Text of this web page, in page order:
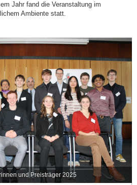
Jahr fand die Veranstaltung im
Ambiente statt.
und Preisträger 2025